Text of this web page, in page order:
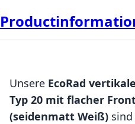
Unsere EcoRad
Typ 20 mit flacher
(seidenmatt Weiß)